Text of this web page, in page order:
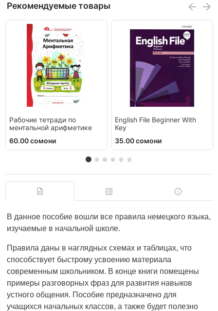
Рекомендуемые товары
Рабочие тетради по
ментальной арифметике
60.00 сомони
English File Beginner With
Key
35.00 сомони
В данное пособие вошли все правила немецкого языка,
изучаемые в начальной школе.
Правила даны в наглядных схемах и таблицах, что
способствует быстрому усвоению материала
современным школьником. В конце книги помещены
примеры разговорных фраз для развития навыков
устного общения. Пособие предназначено для
учащихся начальных классов, а также будет полезно